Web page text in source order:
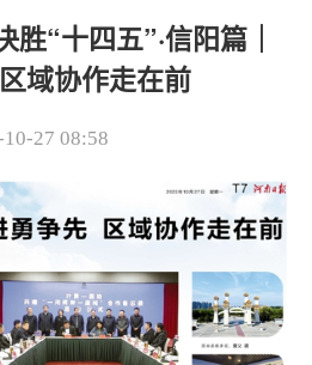
“十四五”·信阳篇｜
域协作走在前
27 08:58